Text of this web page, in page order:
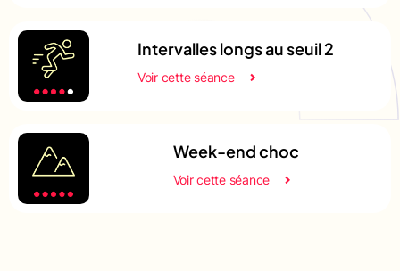
Intervalles longs au seuil 2
Voir cette séance
Week-end choc
Voir cette séance